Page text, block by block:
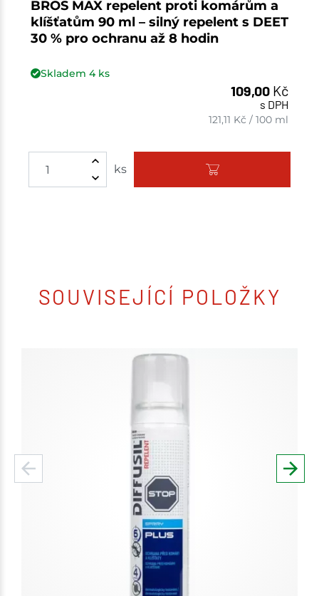
BROS MAX repelent proti komárům a
klíšťatům 90 ml – silný repelent s DEET
30 % pro ochranu až 8 hodin
Skladem 4ks
109,00 Kč
s DPH
121,11 Kč /100 ml
ks
SOUVISEJÍCÍ POLOŽKY